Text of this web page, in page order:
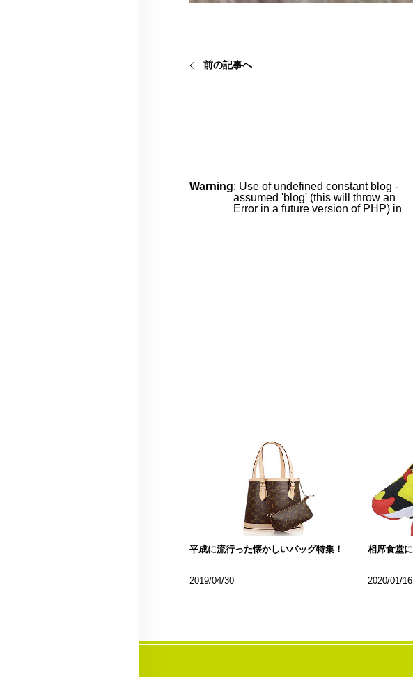
前の記事へ
Warning: Use of undefined constant blog -
assumed 'blog' (this will throw an
Error in a future version of PHP) in
平成に流行った懐かしいバッグ特集！
2019/04/30 2020/01/16